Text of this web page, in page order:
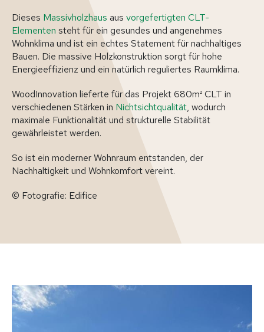
Dieses Massivholzhaus aus vorgefertigten CLT-
Elementen steht für ein gesundes und angenehmes
Wohnklima und ist ein echtes Statement für nachhaltiges
Bauen. Die massive Holzkonstruktion sorgt für hohe
Energieeffizienz und ein natürlich reguliertes Raumklima.
WoodInnovation lieferte für das Projekt 680m² CLT in
verschiedenen Stärken in Nichtsichtqualität, wodurch
maximale Funktionalität und strukturelle Stabilität
gewährleistet werden.
So ist ein moderner Wohnraum entstanden, der
Nachhaltigkeit und Wohnkomfort vereint.
© Fotografie: Edifice